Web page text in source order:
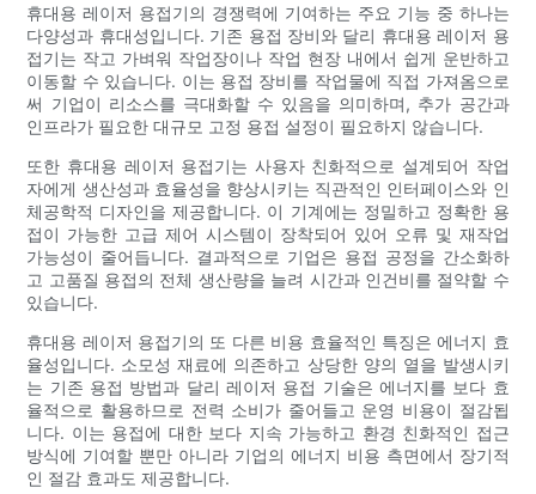
휴대용 레이저 용접기의 경쟁력에 기여하는 주요 기능 중 하나는
다양성과 휴대성입니다. 기존 용접 장비와 달리 휴대용 레이저 용
접기는 작고 가벼워 작업장이나 작업 현장 내에서 쉽게 운반하고
이동할 수 있습니다. 이는 용접 장비를 작업물에 직접 가져옴으로
써 기업이 리소스를 극대화할 수 있음을 의미하며, 추가 공간과
인프라가 필요한 대규모 고정 용접 설정이 필요하지 않습니다.
또한 휴대용 레이저 용접기는 사용자 친화적으로 설계되어 작업
자에게 생산성과 효율성을 향상시키는 직관적인 인터페이스와 인
체공학적 디자인을 제공합니다. 이 기계에는 정밀하고 정확한 용
접이 가능한 고급 제어 시스템이 장착되어 있어 오류 및 재작업
가능성이 줄어듭니다. 결과적으로 기업은 용접 공정을 간소화하
고 고품질 용접의 전체 생산량을 늘려 시간과 인건비를 절약할 수
있습니다.
휴대용 레이저 용접기의 또 다른 비용 효율적인 특징은 에너지 효
율성입니다. 소모성 재료에 의존하고 상당한 양의 열을 발생시키
는 기존 용접 방법과 달리 레이저 용접 기술은 에너지를 보다 효
율적으로 활용하므로 전력 소비가 줄어들고 운영 비용이 절감됩
니다. 이는 용접에 대한 보다 지속 가능하고 환경 친화적인 접근
방식에 기여할 뿐만 아니라 기업의 에너지 비용 측면에서 장기적
인 절감 효과도 제공합니다.